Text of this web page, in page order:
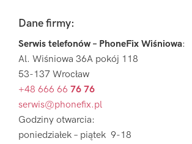
FooterDane firmy:
Serwis telefonów – PhoneFix Wiśniowa:
Al. Wiśniowa 36A pokój 118
53-137 Wrocław
+48 666 66 76 76
serwis@phonefix.pl
Godziny otwarcia:
poniedziałek – piątek 9-18